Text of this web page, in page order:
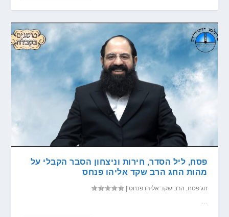
פסח, ליל הסדר, חירות וניצחון הסבר הקבלי על
מהות החג הרב שקד אליהו פנחס
חג פסח, הרב שקד אליהו פנחס |